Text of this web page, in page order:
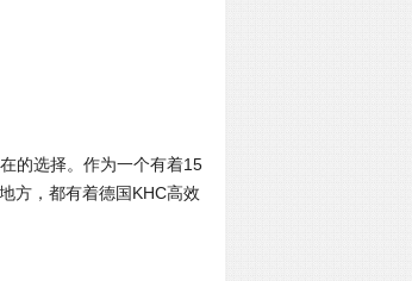
的选择。作为一个有着15
方，都有着德国KHC高效